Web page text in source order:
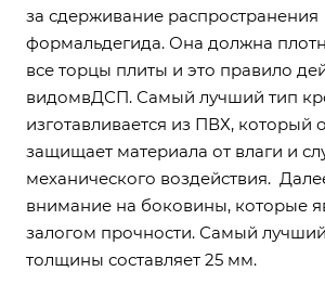
за сдерживание распространения
формальдегида. Она должна
все торцы плиты и это правило
видомвДСП. Самый лучший тип
изготавливается из ПВХ, который
защищает материала от влаги и
механического воздействия.
внимание на боковины, которые
залогом прочности. Самый
толщины составляет 25 мм.